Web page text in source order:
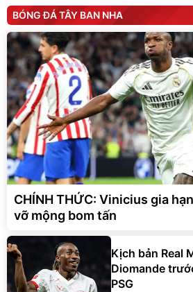
BÓNG ĐÁ TÂY BAN NHA
CHÍNH THỨC: Vinicius gia
vỡ mộng bom tấn
Kịch bản Real
Diomande
PSG